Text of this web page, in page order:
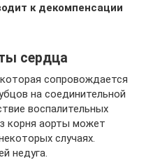
к декомпенсации
сердца
сопровождается
на соединительной
воспалительных
корня аорты может
случаях.
недуга.